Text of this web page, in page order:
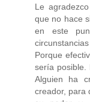
Le
que no hace
en este
Porque
sería posible.
Alguien ha
creador, para